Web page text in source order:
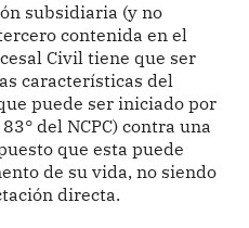
subsidiaria (y no
contenida en el
Civil tiene que ser
características del
puede ser iniciado por
del NCPC) contra una
que esta puede
de su vida, no siendo
directa.